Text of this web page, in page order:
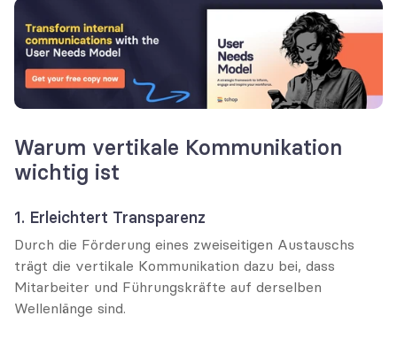
Warum vertikale Kommunikation
wichtig ist
1. Erleichtert Transparenz
Durch die Förderung eines zweiseitigen Austauschs
trägt die vertikale Kommunikation dazu bei, dass
Mitarbeiter und Führungskräfte auf derselben
Wellenlänge sind.